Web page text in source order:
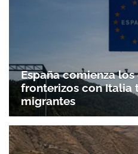
España comienza
fronterizos con Italia
migrantes